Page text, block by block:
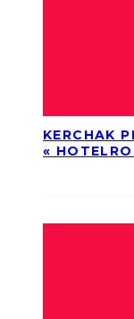
KERCHAK
«